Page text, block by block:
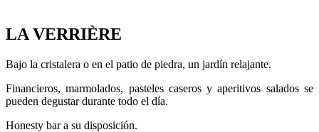
LA VERRIÈRE
Bajo la cristalera o en el patio de piedra, un jardín relajante.
Financieros, marmolados, pasteles caseros y aperitivos salados se
pueden degustar durante todo el día.
Honesty bar a su disposición.